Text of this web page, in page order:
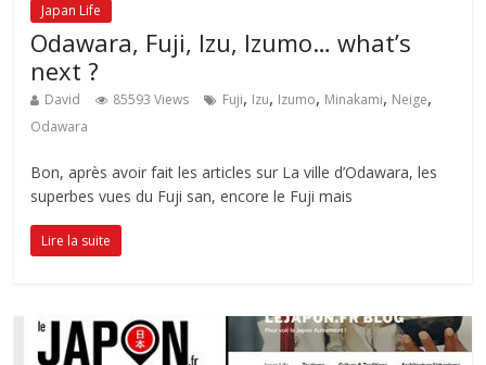
Japan Life
Odawara, Fuji, Izu, Izumo… what’s
next ?
David 85593 Views Fuji, Izu, Izumo, Minakami, Neige,
Odawara
Bon, après avoir fait les articles sur La ville d’Odawara, les
superbes vues du Fuji san, encore le Fuji mais
Lire la suite